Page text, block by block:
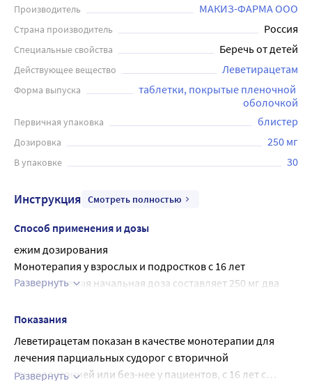
Производитель МАКИЗ-ФАРМА ООО
Страна производитель Россия
Специальные свойства Беречь от детей
Действующее вещество Леветирацетам
Форма выпуска
таблетки, покрытые пленочной
оболочкой
Первичная упаковка блистер
Дозировка 250 мг
В упаковке 30
Инструкция Смотреть полностью
Способ применения и дозы
ежим дозирования
Монотерапия у взрослых и подростков с 16 лет
Рекомендуемая начальная доза составляет 250 мг два
недели до начальной терапевтической 500 мг два раза в
раза в сутки каждые две недели в зависимости от
клинического ответа. Максимальная доза - 1500 мг два
Развернуть
Показания
Леветирацетам показан в качестве монотерапии для
лечения парциальных судорог с вторичной
генерализацией или без-нее у пациентов, с 16 лет с
Развернуть